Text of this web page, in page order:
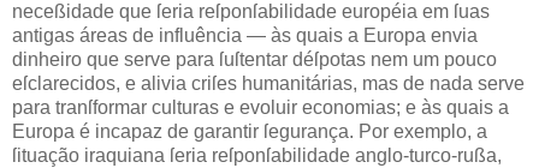
neceßidade que ſeria reſponſabilidade européia em ſuas
antigas áreas de influência — às quais a Europa envia
dinheiro que serve para ſuſtentar déſpotas nem um pouco
eſclarecidos, e alivia criſes humanitárias, mas de nada serve
para tranſformar culturas e evoluir economias; e às quais a
Europa é incapaz de garantir ſegurança. Por exemplo, a
ſituação iraquiana ſeria reſponſabilidade anglo-turco-rußa,